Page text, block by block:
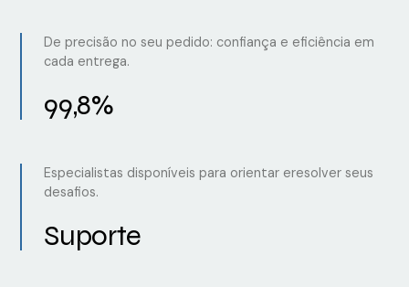
De precisão no seu pedido: confiança e eficiência em
cada entrega.
99,8%
Especialistas disponíveis para orientar eresolver seus
desafios.
Suporte